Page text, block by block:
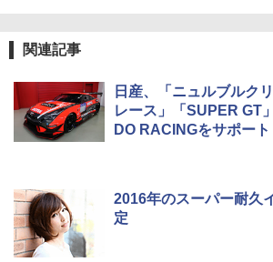
関連記事
日産、「ニュルブルク
レース」「SUPER GT
DO RACINGをサポート
2016年のスーパー耐久
定